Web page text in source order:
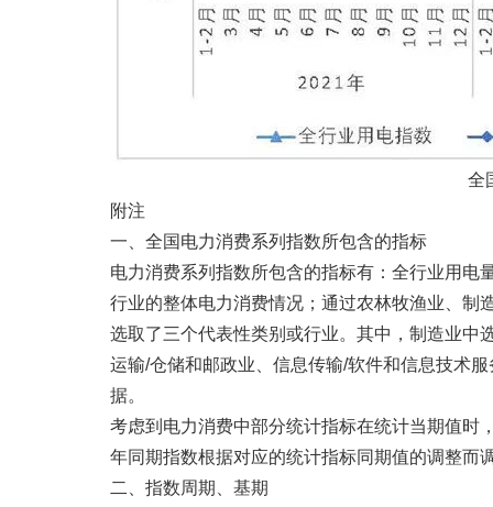
全
附注
一、全国电力消费系列指数所包含的指标
电力消费系列指数所包含的指标有：全行业用电
行业的整体电力消费情况；通过农林牧渔业、制
选取了三个代表性类别或行业。其中，制造业中
运输/仓储和邮政业、信息传输/软件和信息技术
据。
考虑到电力消费中部分统计指标在统计当期值时
年同期指数根据对应的统计指标同期值的调整而
二、指数周期、基期